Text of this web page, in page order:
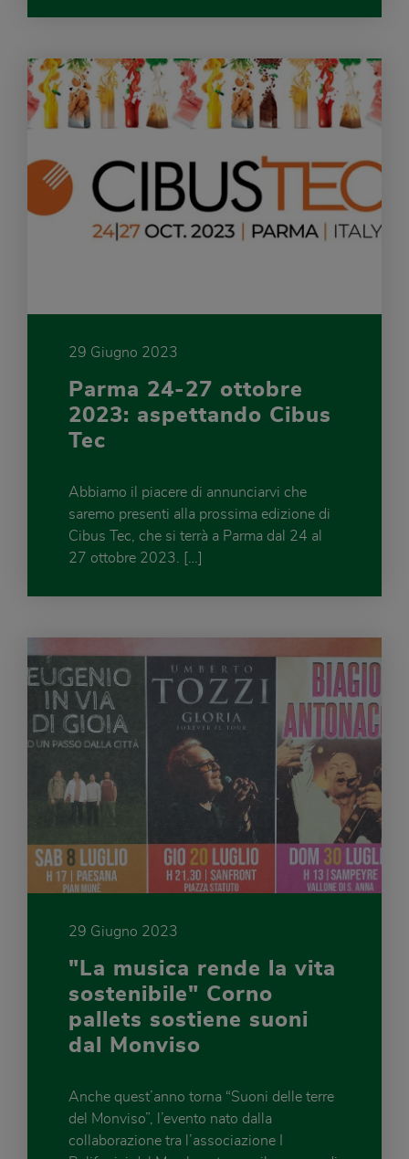
29 Giugno 2023
Parma 24-27 ottobre
2023: aspettando Cibus
Tec
Abbiamo il piacere di annunciarvi che
saremo presenti alla prossima edizione di
Cibus Tec, che si terrà a Parma dal 24 al
27 ottobre 2023. […]
29 Giugno 2023
"La musica rende la vita
sostenibile" Corno
pallets sostiene suoni
dal Monviso
Anche quest’anno torna “Suoni delle terre
del Monviso”, l’evento nato dalla
collaborazione tra l’associazione I